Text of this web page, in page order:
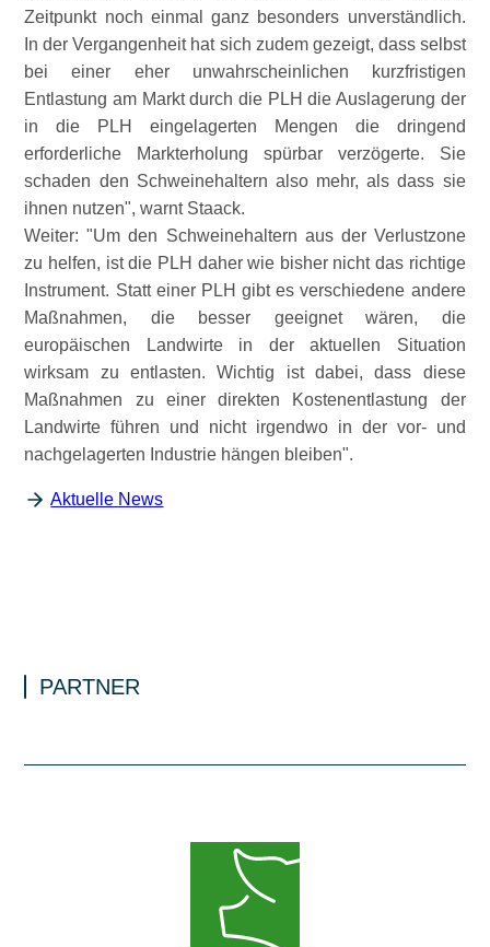
Zeitpunkt noch einmal ganz besonders unverständlich.
In der Vergangenheit hat sich zudem gezeigt, dass selbst
bei einer eher unwahrscheinlichen kurzfristigen
Entlastung am Markt durch die PLH die Auslagerung der
in die PLH eingelagerten Mengen die dringend
erforderliche Markterholung spürbar verzögerte. Sie
schaden den Schweinehaltern also mehr, als dass sie
ihnen nutzen , warnt Staack.
Weiter: Um den Schweinehaltern aus der Verlustzone
zu helfen, ist die PLH daher wie bisher nicht das richtige
Instrument. Statt einer PLH gibt es verschiedene andere
Maßnahmen, die besser geeignet wären, die
europäischen Landwirte in der aktuellen Situation
wirksam zu entlasten. Wichtig ist dabei, dass diese
Maßnahmen zu einer direkten Kostenentlastung der
Landwirte führen und nicht irgendwo in der vor- und
nachgelagerten Industrie hängen bleiben .
Aktuelle News
PARTNER